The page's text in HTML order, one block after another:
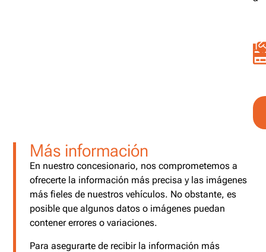
Más información
En nuestro concesionario, nos comprometemos a
ofrecerte la información más precisa y las imágenes
más fieles de nuestros vehículos. No obstante, es
posible que algunos datos o imágenes puedan
contener errores o variaciones.
Para asegurarte de recibir la información más